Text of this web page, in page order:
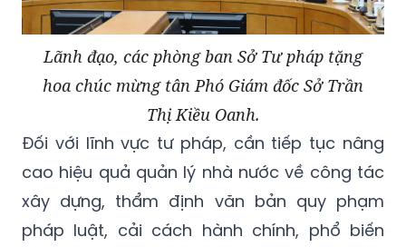
Lãnh đạo, các phòng ban Sở Tư pháp tặng
hoa chúc mừng tân Phó Giám đốc Sở Trần
Thị Kiều Oanh.
Đối với lĩnh vực tư pháp, cần tiếp tục nâng
cao hiệu quả quản lý nhà nước về công tác
xây dựng, thẩm định văn bản quy phạm
pháp luật, cải cách hành chính, phổ biến